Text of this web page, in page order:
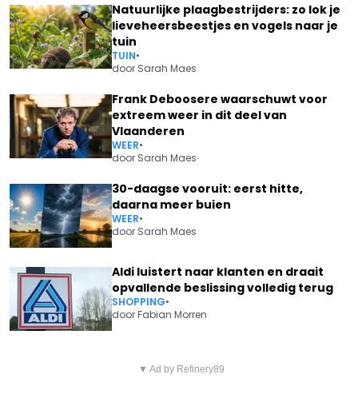
Natuurlijke plaagbestrijders: zo lok je
lieveheersbeestjes en vogels naar je
tuin
TUIN•
door Sarah Maes
Frank Deboosere waarschuwt voor
extreem weer in dit deel van
Vlaanderen
WEER•
door Sarah Maes
30-daagse vooruit: eerst hitte,
daarna meer buien
WEER•
door Sarah Maes
Aldi luistert naar klanten en draait
opvallende beslissing volledig terug
SHOPPING•
doorFabian Morren
KELLY PFAFF MAAKT HEEL
▼ Ad by Refinery89